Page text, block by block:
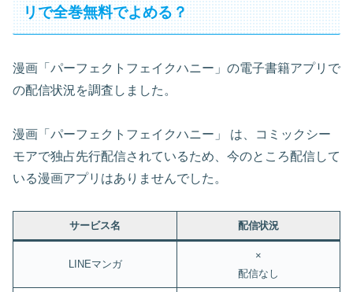
リで全巻無料でよめる？
漫画「パーフェクトフェイクハニー」の電子書籍アプリで
の配信状況を調査しました。
漫画「パーフェクトフェイクハニー」 は、コミックシー
モアで独占先行配信されているため、今のところ配信して
いる漫画アプリはありませんでした。
サービス名 配信状況
LINEマンガ
×
配信なし